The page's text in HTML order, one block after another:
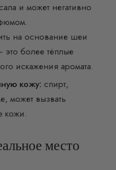
и может негативно
на основание шеи
более тёплые
искажения аромата.
кожу: спирт,
может вызвать
кожи.
место